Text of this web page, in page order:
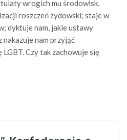
wrogich mu środowisk.
roszczeń żydowski; staje w
dyktuje nam, jakie ustawy
nakazuje nam przyjąć
Czy tak zachowuje się